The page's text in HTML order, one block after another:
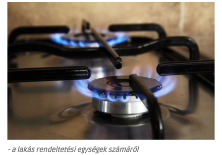
- a lakás rendeltetési egységek számáról